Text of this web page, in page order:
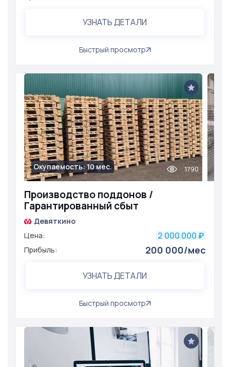
УЗНАТЬ ДЕТАЛИ
Быстрый просмотр
Производство поддонов /
Гарантированный сбыт
Окупаемость: 10 мес. 1790
Девяткино
Цена:
2 000 000 ₽
Прибыль: 200 000/мес
УЗНАТЬ ДЕТАЛИ
Быстрый просмотр